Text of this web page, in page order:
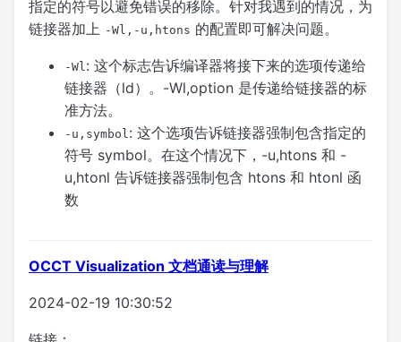
指定的符号以避免错误的移除。针对我遇到的情况，为
链接器加上 -Wl,-u,htons 的配置即可解决问题。
-Wl : 这个标志告诉编译器将接下来的选项传递给
链接器（ld）。-Wl,option 是传递给链接器的标
准方法。
-u,symbol : 这个选项告诉链接器强制包含指定的
符号 symbol。在这个情况下，-u,htons 和 -
u,htonl 告诉链接器强制包含 htons 和 htonl 函
数
OCCT Visualization 文档通读与理解
2024-02-19 10:30:52